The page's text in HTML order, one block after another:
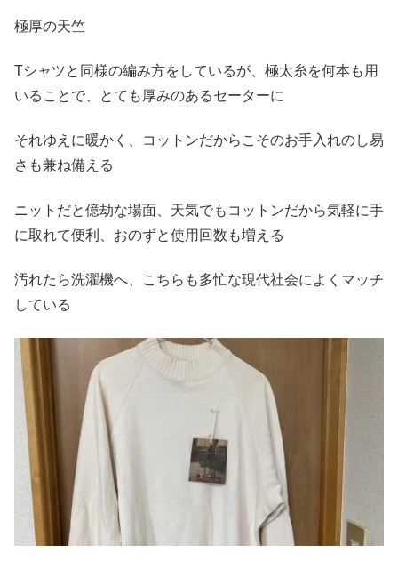
極厚の天竺
Tシャツと同様の編み方をしているが、極太糸を何本も用
いることで、とても厚みのあるセーターに
それゆえに暖かく、コットンだからこそのお手入れのし易
さも兼ね備える
ニットだと億劫な場面、天気でもコットンだから気軽に手
に取れて便利、おのずと使用回数も増える
汚れたら洗濯機へ、こちらも多忙な現代社会によくマッチ
している